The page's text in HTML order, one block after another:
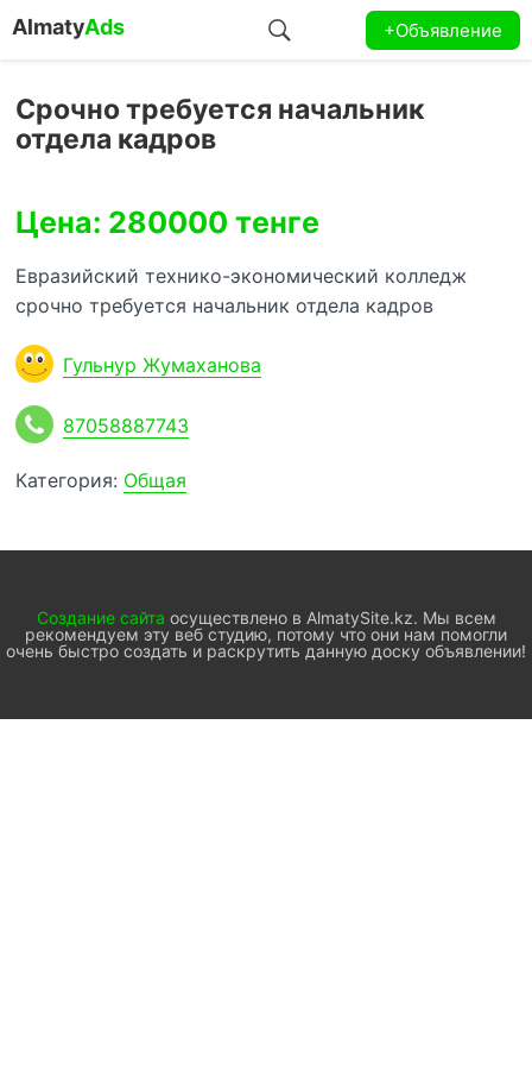
AlmatyAds +Объявление
Срочно требуется начальник
отдела кадров
Цена: 280000 тенге
Евразийский технико-экономический колледж
срочно требуется начальник отдела кадров
Гульнур Жумаханова
87058887743
Категория: Общая
Создание сайта осуществлено в AlmatySite.kz. Мы всем
рекомендуем эту веб студию, потому что они нам помогли
очень быстро создать и раскрутить данную доску объявлении!